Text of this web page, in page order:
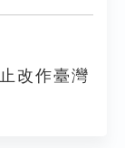
改作臺灣